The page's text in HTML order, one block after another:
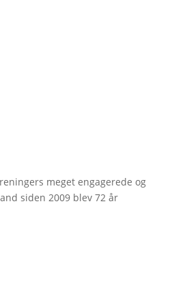
meget engagerede og
siden 2009 blev 72 år